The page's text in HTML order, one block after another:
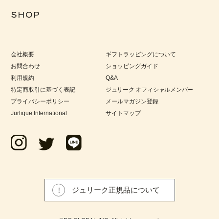
SHOP
会社概要
お問合わせ
利用規約
特定商取引に基づく表記
プライバシーポリシー
Jurlique International
ギフトラッピングについて
ショッピングガイド
Q&A
ジュリーク オフィシャルメンバー
メールマガジン登録
サイトマップ
ジュリーク正規品について